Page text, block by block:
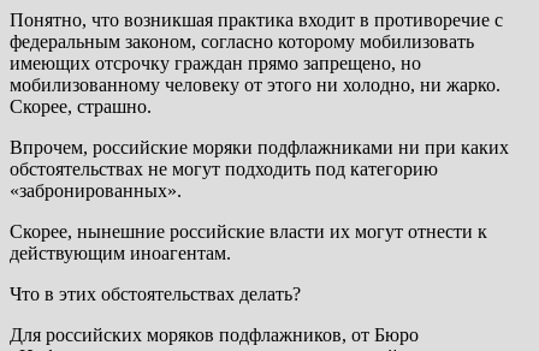
Понятно, что возникшая практика входит в противоречие с
федеральным законом, согласно которому мобилизовать
имеющих отсрочку граждан прямо запрещено, но
мобилизованному человеку от этого ни холодно, ни жарко.
Скорее, страшно.
Впрочем, российские моряки подфлажниками ни при каких
обстоятельствах не могут подходить под категорию
«забронированных».
Скорее, нынешние российские власти их могут отнести к
действующим иноагентам.
Что в этих обстоятельствах делать?
Для российских моряков подфлажников, от Бюро